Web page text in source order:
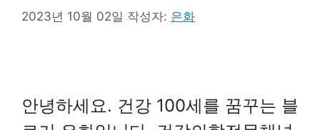
2023년 10월 02일 작성자: 은화
안녕하세요. 건강 100세를 꿈꾸는 블